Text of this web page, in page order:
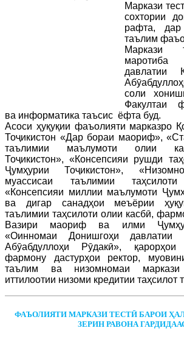
Маркази
сохтории
рафта, дар
таълим
Маркази
маротиба
давлатии
соли
Факултаи
ва информатика таъсис ёфта буд.
Асоси ҳуқуқии фаъолияти марказро
Тоҷикистон «Дар бораи маориф»,
таълимии маълумоти олии
Тоҷикистон», «Консепсияи рушди
Ҷумҳурии Тоҷикистон»,
муассисаи таълимии
«Консепсияи миллии маълумоти
ва дигар санадҳои меъёрии
таълимии таҳсилоти олии касбӣ,
Вазири маориф ва илми
«Оинномаи Донишгоҳи
Абӯабдуллоҳи Рӯдакӣ»,
фармону дастурҳои ректор,
таълим ва низомномаи
иттилоотии низоми кредитии таҳсилот
ФАЪОЛИЯТИ МАРКАЗИ ТЕСТӢ БАРОИ
ЗЕРИН РАВОНА